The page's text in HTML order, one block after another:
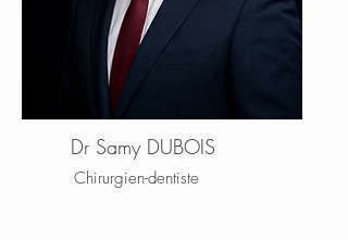
Dr Samy DUBOIS
Chirurgien-dentiste